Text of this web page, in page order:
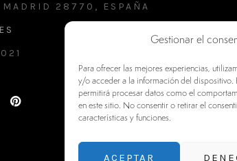
Gestionar el
Para ofrecer las mejores experiencias,
y/o acceder a la información del dispositivo.
permitirá procesar datos como el
en este sitio. No consentir o retirar el
características y funciones.
ACEPTAR
MADRID 28770, ESPAÑA